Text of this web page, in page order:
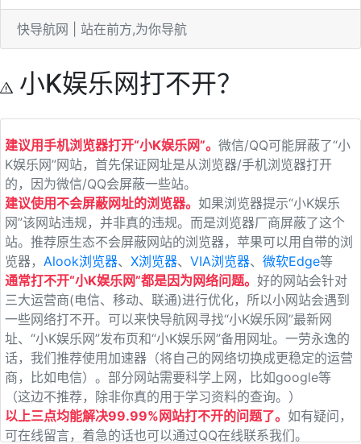
快导航网 | 站在前方,为你导航
小K娱乐网打不开？
建议用手机浏览器打开“小K娱乐网”。 微信/QQ可能屏蔽了“小
K娱乐网”网站，首先保证网址是从浏览器/手机浏览器打开
的，因为微信/QQ会屏蔽一些站。
建议使用不会屏蔽网址的浏览器。 如果浏览器提示“小K娱乐
网”该网站违规，并非真的违规。而是浏览器厂商屏蔽了这个
站。推荐原生态不会屏蔽网站的浏览器，苹果可以用自带的浏
览器， Alook浏览器、 X浏览器、 VIA浏览器、 微软Edge等
通常打不开“小K娱乐网”都是因为网络问题。 好的网站会针对
三大运营商(电信、移动、联通)进行优化，所以小网站会遇到
一些网络打不开。可以来快导航网寻找“小K娱乐网”最新网
址、“小K娱乐网”发布页和“小K娱乐网”备用网址。一劳永逸的
话，我们推荐使用加速器（将自己的网络切换成更稳定的运营
商，比如电信）。部分网站需要科学上网，比如google等
（这边不推荐，除非你真的用于学习资料的查询。）
以上三点均能解决99.99%网站打不开的问题了。 如有疑问，
可在线留言，着急的话也可以通过QQ在线联系我们。